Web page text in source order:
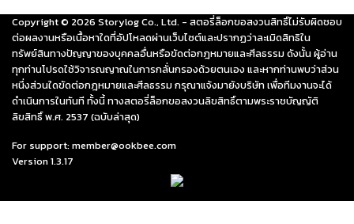
Copyright © 2026 Storylog Co., Ltd. - สตอรี่ล็อกขอสงวนสิทธิ์ไม่รับผิดชอบ
ต่อผลงานหรือเนื้อหาใดที่อัปโหลดผ่านเว็บไซต์และปรากฏว่าละเมิดสิทธิใน
ทรัพย์สินทางปัญญาของบุคคลอื่นหรือขัดต่อกฎหมายและศีลธรรม ดังนั้น ผู้อ่าน
ทุกท่านโปรดใช้วิจารณญาณในการกลั่นกรองด้วยตนเอง และหากท่านพบว่าส่วน
หนึ่งส่วนใดขัดต่อกฎหมายและศีลธรรม กรุณาแจ้งมายังบริษัท เพื่อทีมงานจะได้
ดำเนินการในทันที ทั้งนี้ ทางสตอรี่ล็อกขอสงวนลิขสิทธิ์ตามพระราชบัญญัติ
ลิขสิทธิ์ พ.ศ. 2537 (ฉบับล่าสุด)
For support: member@ookbee.com
Version1.3.17